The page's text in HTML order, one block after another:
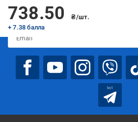
738.50
₴/шт.
+ 7.38 балла
Подписывайтесь, чтобы узнавать
предложениях:
bot